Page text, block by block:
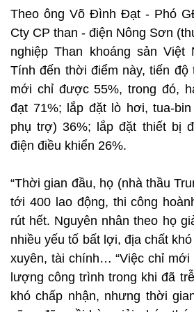
Theo ông Võ Đình Đạt - Phó
Cty CP than - điện Nông Sơn
nghiệp Than khoáng sản Việt
Tính đến thời điểm này, tiến độ
mới chỉ được 55%, trong đó,
đạt 71%; lắp đặt lò hơi, tua-
phụ trợ) 36%; lắp đặt thiết bị
điện điều khiển 26%.
“Thời gian đầu, họ (nhà thầu
tới 400 lao động, thi công
rút hết. Nguyên nhân theo họ
nhiều yếu tố bất lợi, địa chất
xuyên, tài chính… “Việc chỉ
lượng công trình trong khi đã
khó chấp nhận, nhưng thời